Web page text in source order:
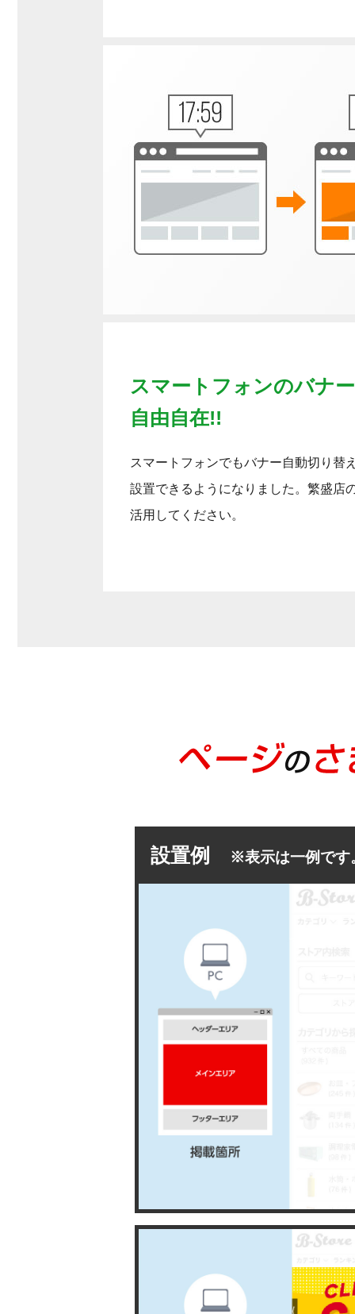
スマートフォンのバナ
自由自在!!
スマートフォンでもバナー自動切り替
設置できるようになりました。繁盛店
活用してください。
設置例 ※表示は一例です